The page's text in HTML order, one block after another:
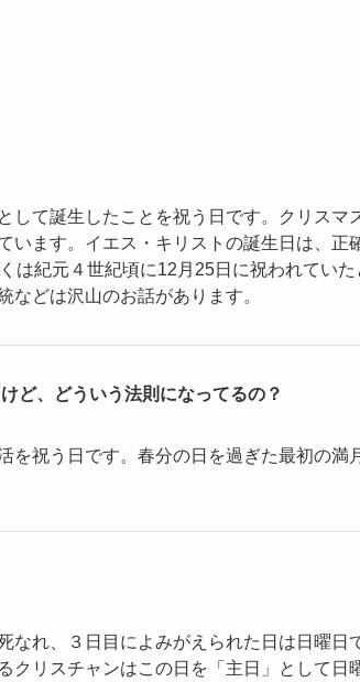
して誕生したことを祝う日です。クリスマ
います。イエス・キリストの誕生日は、正
は紀元４世紀頃に12月25日に祝われていた
などは沢山のお話があります。
ど、どういう法則になってるの？
を祝う日です。春分の日を過ぎた最初の満
なれ、３日目によみがえられた日は日曜日
クリスチャンはこの日を「主日」として日